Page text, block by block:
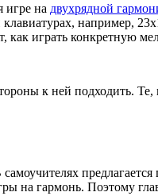
игре на двухрядной
например,
играть конкретную
к ней подходить.
на гармонь. Поэтому